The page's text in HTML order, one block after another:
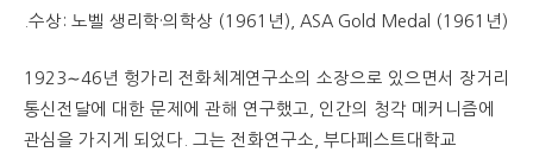
.수상: 노벨 생리학·의학상 (1961년), ASA Gold Medal (1961년)
1923∼46년 헝가리 전화체계연구소의 소장으로 있으면서 장거리
통신전달에 대한 문제에 관해 연구했고, 인간의 청각 메커니즘에
관심을 가지게 되었다. 그는 전화연구소, 부다페스트대학교